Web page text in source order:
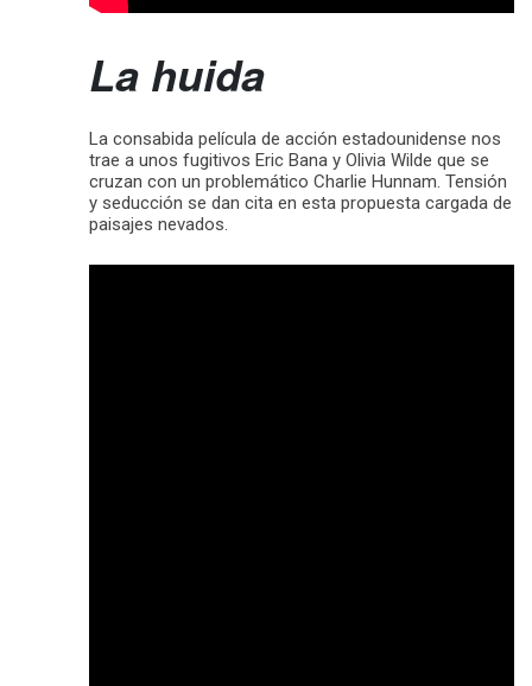
La huida
La consabida película de acción estadounidense nos
trae a unos fugitivos Eric Bana y Olivia Wilde que se
cruzan con un problemático Charlie Hunnam. Tensión
y seducción se dan cita en esta propuesta cargada de
paisajes nevados.